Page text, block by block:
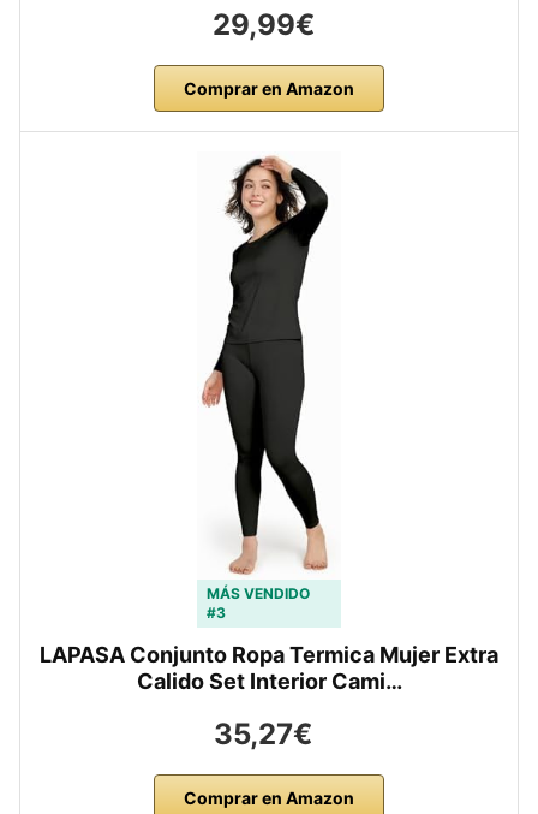
29,99€
Comprar en Amazon
MÁS VENDIDO
#3
LAPASA Conjunto Ropa Termica Mujer Extra
Calido Set Interior Cami…
35,27€
Comprar en Amazon